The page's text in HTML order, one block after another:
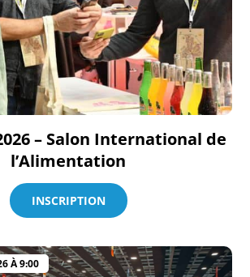
– Salon International de
l’Alimentation
INSCRIPTION
À 9:00